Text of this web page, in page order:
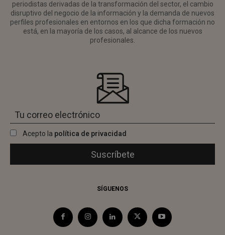
periodistas derivadas de la transformación del sector, el cambio
disruptivo del negocio de la información y la demanda de nuevos
perfiles profesionales en entornos en los que dicha formación no
está, en la mayoría de los casos, al alcance de los nuevos
profesionales.
Acepto la política de privacidad
SÍGUENOS